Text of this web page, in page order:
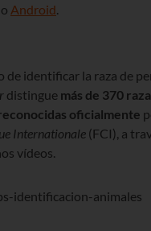
o Android.
de identificar la raza de
distingue más de 370
oficialmente
Internationale (FCI), a
vídeos.